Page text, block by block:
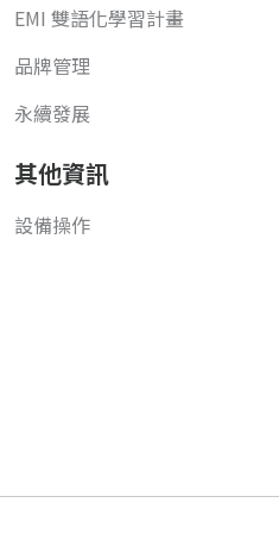
EMI 雙語化學習計畫
品牌管理
永續發展
其他資訊
設備操作